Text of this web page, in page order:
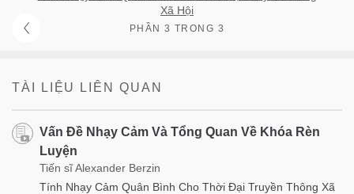
Xã Hội
PHẦN 3 TRONG 3
TÀI LIỆU LIÊN QUAN
Vấn Đề Nhạy Cảm Và Tổng Quan Về Khóa Rèn
Luyện
Tiến sĩ Alexander Berzin
Tính Nhạy Cảm Quân Bình Cho Thời Đại Truyền Thông Xã